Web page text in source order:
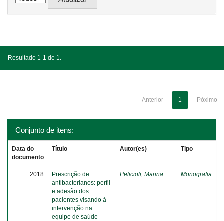
Resultado 1-1 de 1.
Anterior 1 Póximo
Conjunto de itens:
Data do
documento
Título Autor(es) Tipo
2018
Prescrição de
antibacterianos: perfil
e adesão dos
pacientes visando à
intervenção na
equipe de saúde
Pelicioli, Marina Monografia